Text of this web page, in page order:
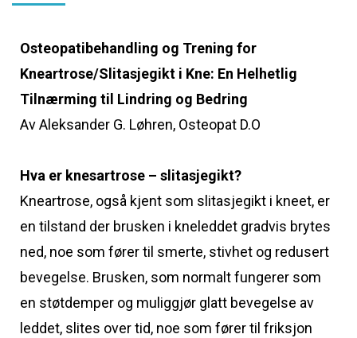
Osteopatibehandling og Trening for
Kneartrose/Slitasjegikt i Kne: En Helhetlig
Tilnærming til Lindring og Bedring
Av Aleksander G. Løhren, Osteopat D.O
Hva er knesartrose – slitasjegikt?
Kneartrose, også kjent som slitasjegikt i kneet, er
en tilstand der brusken i kneleddet gradvis brytes
ned, noe som fører til smerte, stivhet og redusert
bevegelse. Brusken, som normalt fungerer som
en støtdemper og muliggjør glatt bevegelse av
leddet, slites over tid, noe som fører til friksjon